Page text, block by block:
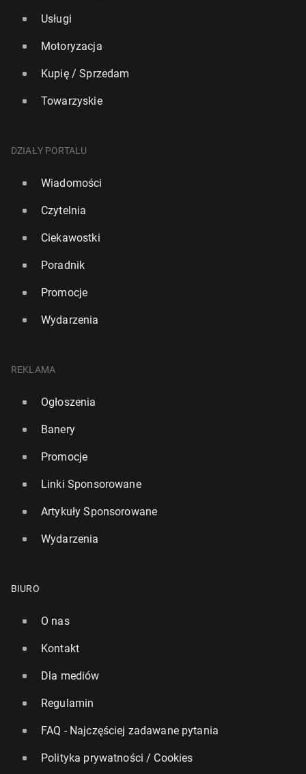
Usługi
Motoryzacja
Kupię / Sprzedam
Towarzyskie
DZIAŁY PORTALU
Wiadomości
Czytelnia
Ciekawostki
Poradnik
Promocje
Wydarzenia
REKLAMA
Ogłoszenia
Banery
Promocje
Linki Sponsorowane
Artykuły Sponsorowane
Wydarzenia
BIURO
O nas
Kontakt
Dla mediów
Regulamin
FAQ - Najczęściej zadawane pytania
Polityka prywatności / Cookies